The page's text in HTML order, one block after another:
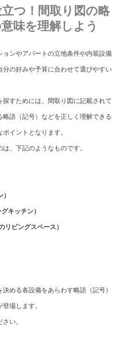
つ！間取り図の略
味を理解しよう
ョンやアパートの立地条件や内装設備
分の好みや予算に合わせて選びやすい
探すためには、間取り図に記載されて
略語（記号）などを正しく理解できる
イントとなります。
、下記のようなものです。
キッチン）
リビングスペース）
める各設備をあらわす略語（記号）
場します。
い。